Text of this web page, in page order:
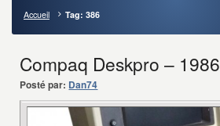
Accueil Tag: 386
Compaq Deskpro – 1986
Posté par: Dan74